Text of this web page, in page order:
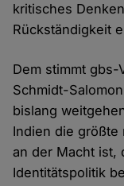
kritisches
Rückständigkeit
Dem stimmt gbs-
Schmidt-
bislang
Indien die größte
an der Macht ist,
Identitätspolitik